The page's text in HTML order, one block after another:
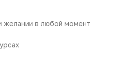
желании в любой момент